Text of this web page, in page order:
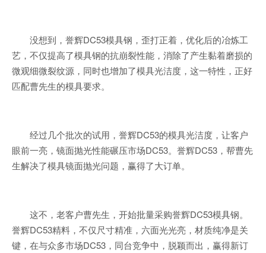
没想到，誉辉DC53模具钢，歪打正着，优化后的冶炼工
艺，不仅提高了模具钢的抗崩裂性能，消除了产生黏着磨损的
微观细微裂纹源，同时也增加了模具光洁度，这一特性，正好
匹配曹先生的模具要求。
经过几个批次的试用，誉辉DC53的模具光洁度，让客户
眼前一亮，镜面抛光性能碾压市场DC53。誉辉DC53，帮曹先
生解决了模具镜面抛光问题，赢得了大订单。
这不，老客户曹先生，开始批量采购誉辉DC53模具钢。
誉辉DC53精料，不仅尺寸精准，六面光光亮，材质纯净是关
键，在与众多市场DC53，同台竞争中，脱颖而出，赢得新订